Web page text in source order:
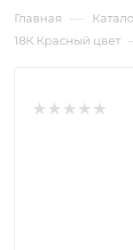
Главная —
18К Красный цвет